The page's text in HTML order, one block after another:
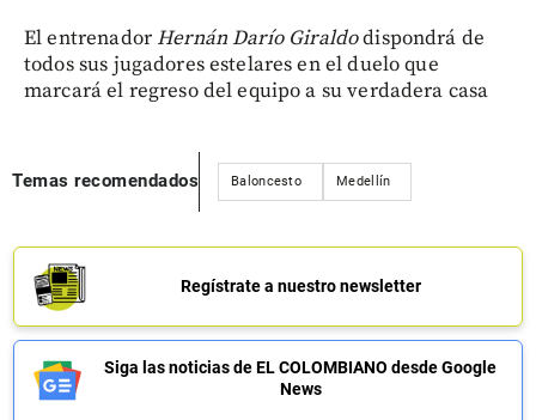
El entrenadorHernán Darío Giraldodispondrá de
todos sus jugadores estelares en el duelo que
marcará el regreso del equipo a su verdadera casa
Temas recomendados Baloncesto Medellín
Regístrate a nuestro newsletter
Siga las noticias de EL COLOMBIANO desde Google
News